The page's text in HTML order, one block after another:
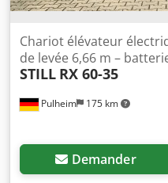
Pulheim 175 km
Chariot élévateur
de levée 6,66 m –
STILL RX 60-35
Demander